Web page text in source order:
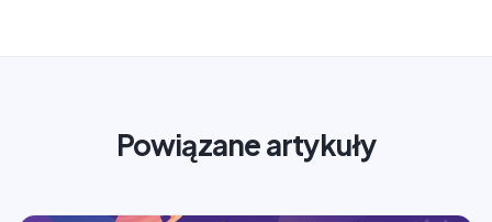
Powiązane artykuły